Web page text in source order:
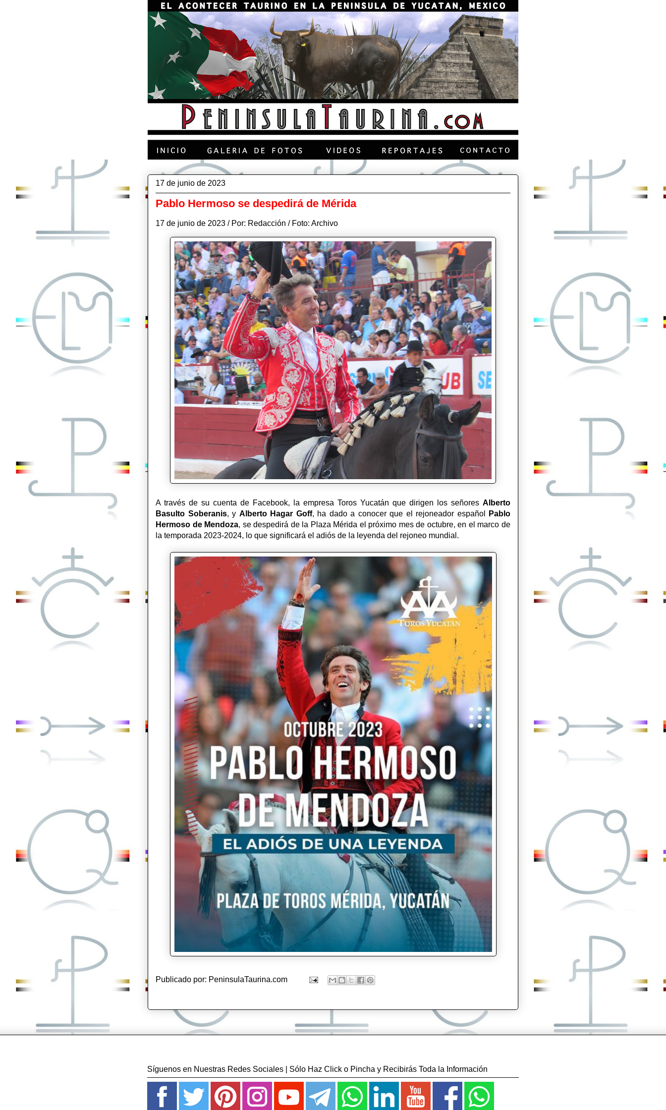
17 de junio de 2023
Pablo Hermoso se despedirá de Mérida
17 de junio de 2023 / Por: Redacción / Foto: Archivo
A través de su cuenta de Facebook, la empresa Toros Yucatán que dirigen los señores Alberto
Basulto Soberanis, y Alberto Hagar Goff, ha dado a conocer que el rejoneador español
Pablo
Hermoso de Mendoza, se despedirá de la Plaza Mérida el próximo mes de octubre, en el marco de
la temporada 2023-2024, lo que significará el adiós de la leyenda del rejoneo mundial.
Publicado por: PeninsulaTaurina.com
Síguenos en Nuestras Redes Sociales | Sólo Haz Click o Pincha y Recibirás Toda la Información